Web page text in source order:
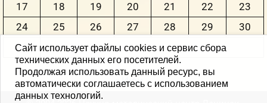
17
18 19 20 21 22
23
24
25 26 27 28 29
30
31
« Июн
Сайт использует файлы cookies и сервис сбора
технических данных его посетителей.
Продолжая использовать данный ресурс, вы
автоматически соглашаетесь с использованием
данных технологий.